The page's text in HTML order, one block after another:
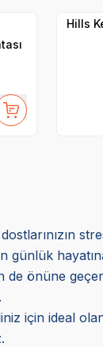
Hills
günlük
de önüne
için ideal